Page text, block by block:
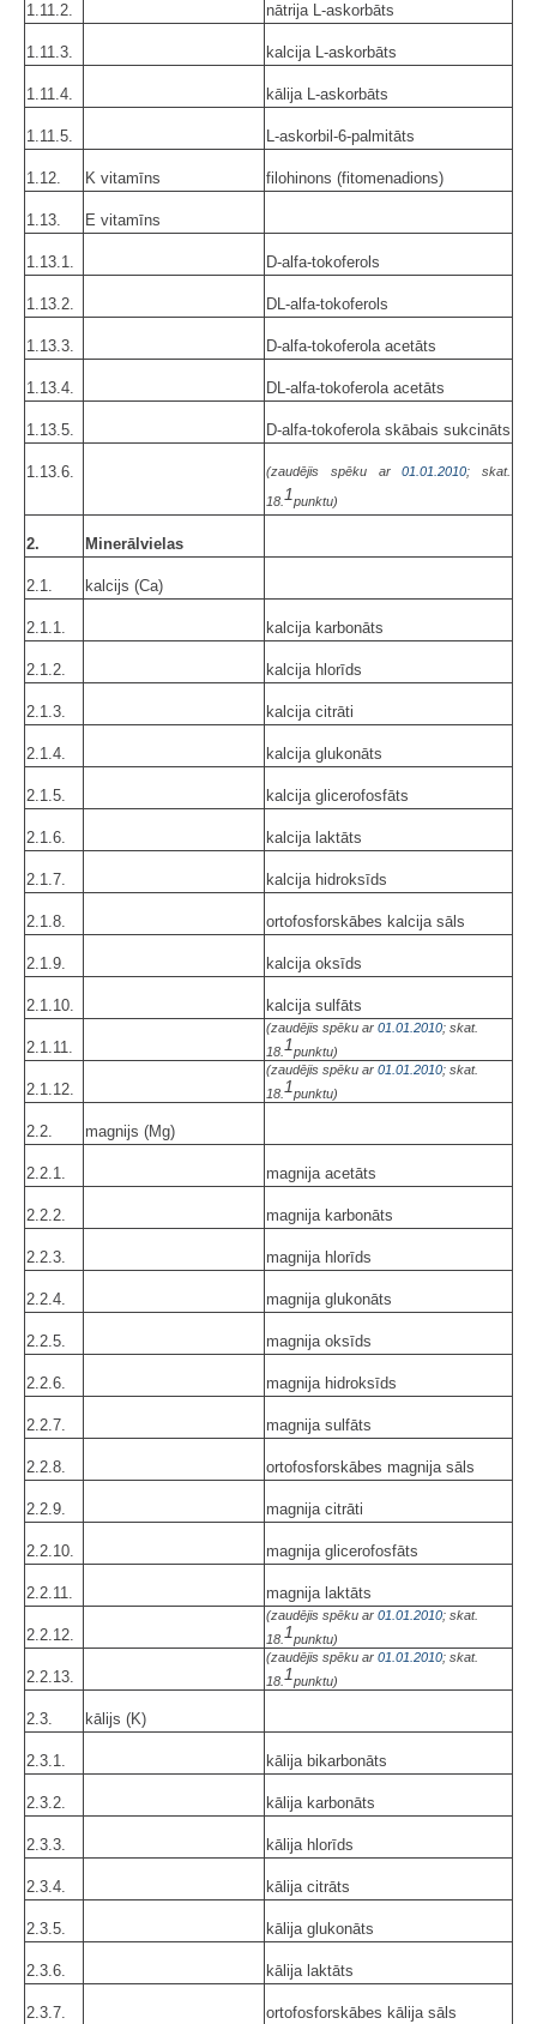
1.11.2. nātrija L-askorbāts
1.11.3. kalcija L-askorbāts
1.11.4. kālija L-askorbāts
1.11.5. L-askorbil-6-palmitāts
1.12. K vitamīns filohinons (fitomenadions)
1.13. E vitamīns
1.13.1. D-alfa-tokoferols
1.13.2. DL-alfa-tokoferols
1.13.3. D-alfa-tokoferola acetāts
1.13.4. DL-alfa-tokoferola acetāts
1.13.5. D-alfa-tokoferola skābais sukcināts
1.13.6. (zaudējis spēku ar01.01.2010; skat.
18. 1punktu)
2. Minerālvielas
2.1. kalcijs (Ca)
2.1.1. kalcija karbonāts
2.1.2. kalcija hlorīds
2.1.3. kalcija citrāti
2.1.4. kalcija glukonāts
2.1.5. kalcija glicerofosfāts
2.1.6. kalcija laktāts
2.1.7. kalcija hidroksīds
2.1.8. ortofosforskābes kalcija sāls
2.1.9. kalcija oksīds
2.1.10. kalcija sulfāts
2.1.11.
(zaudējis spēku ar 01.01.2010; skat.
18. 1punktu)
2.1.12.
(zaudējis spēku ar 01.01.2010; skat.
18. 1punktu)
2.2. magnijs (Mg)
2.2.1. magnija acetāts
2.2.2. magnija karbonāts
2.2.3. magnija hlorīds
2.2.4. magnija glukonāts
2.2.5. magnija oksīds
2.2.6. magnija hidroksīds
2.2.7. magnija sulfāts
2.2.8. ortofosforskābes magnija sāls
2.2.9. magnija citrāti
2.2.10. magnija glicerofosfāts
2.2.11. magnija laktāts
2.2.12.
(zaudējis spēku ar 01.01.2010; skat.
18. 1punktu)
2.2.13.
(zaudējis spēku ar 01.01.2010; skat.
18. 1punktu)
2.3. kālijs (K)
2.3.1. kālija bikarbonāts
2.3.2. kālija karbonāts
2.3.3. kālija hlorīds
2.3.4. kālija citrāts
2.3.5. kālija glukonāts
2.3.6. kālija laktāts
2.3.7. ortofosforskābes kālija sāls